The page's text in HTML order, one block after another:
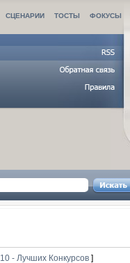
СЦЕНАРИИ ТОСТЫ ФОКУСЫ
10 - Лучших Конкурсов ]